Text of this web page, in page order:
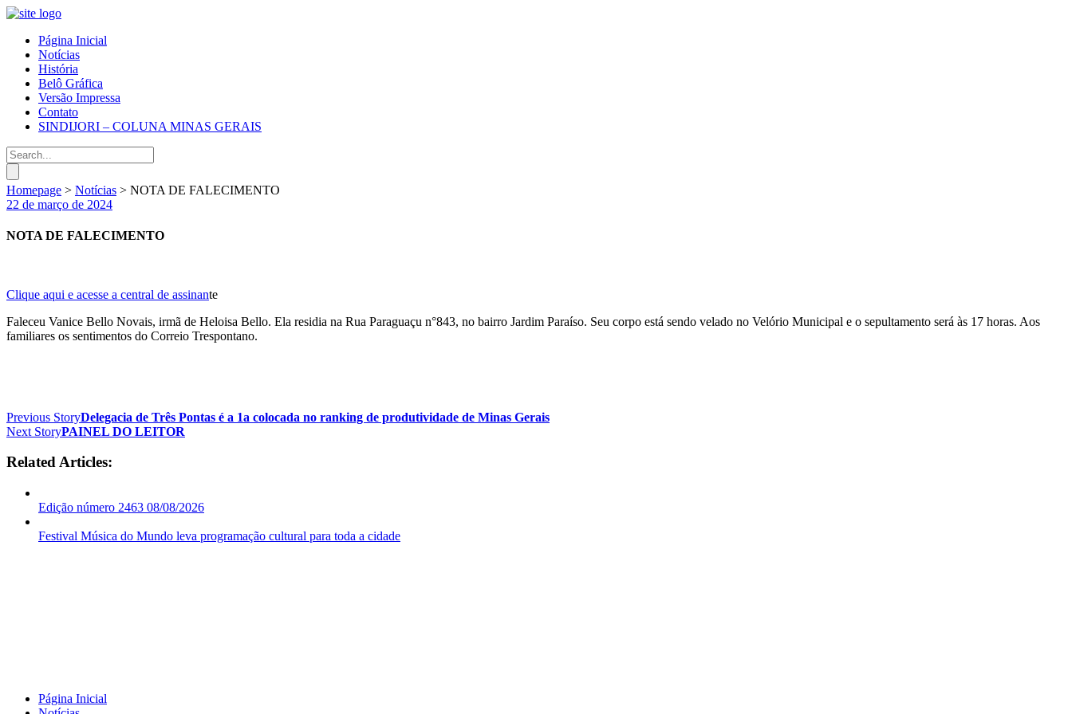
Página Inicial
Notícias
História
Belô Gráfica
Versão Impressa
Contato
SINDIJORI – COLUNA MINAS GERAIS
Homepage > Notícias > NOTA DE FALECIMENTO
22 de março de 2024
NOTA DE FALECIMENTO
Clique aqui e acesse a central de assinante
Faleceu Vanice Bello Novais, irmã de Heloisa Bello. Ela residia na Rua Paraguaçu n°843, no bairro Jardim Paraíso. Seu corpo está sendo velado no Velório Municipal e o sepultamento será às 17 horas. Aos
familiares os sentimentos do Correio Trespontano.
Previous StoryDelegacia de Três Pontas é a 1a colocada no ranking de produtividade de Minas Gerais
Next StoryPAINEL DO LEITOR
Related Articles:
Edição número 2463 08/08/2026
Festival Música do Mundo leva programação cultural para toda a cidade
Página Inicial